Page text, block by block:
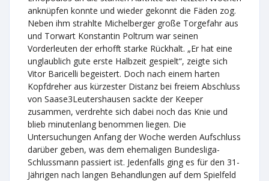
anknüpfen konnte und wieder gekonnt die Fäden zog.
Neben ihm strahlte Michelberger große Torgefahr aus
und Torwart Konstantin Poltrum war seinen
Vorderleuten der erhofft starke Rückhalt. „Er hat eine
unglaublich gute erste Halbzeit gespielt“, zeigte sich
Vitor Baricelli begeistert. Doch nach einem harten
Kopfdreher aus kürzester Distanz bei freiem Abschluss
von Saase3Leutershausen sackte der Keeper
zusammen, verdrehte sich dabei noch das Knie und
blieb minutenlang benommen liegen. Die
Untersuchungen Anfang der Woche werden Aufschluss
darüber geben, was dem ehemaligen Bundesliga-
Schlussmann passiert ist. Jedenfalls ging es für den 31-
Jährigen nach langen Behandlungen auf dem Spielfeld